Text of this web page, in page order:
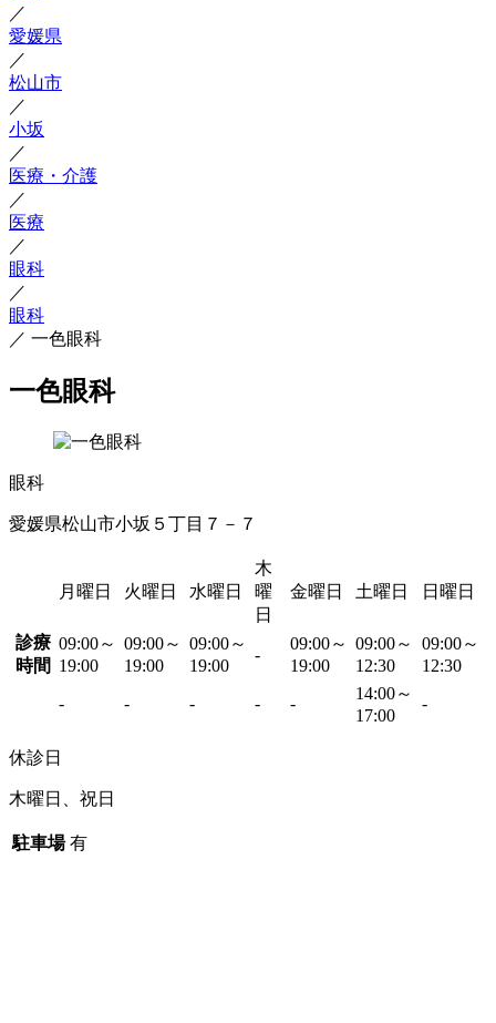
／
愛媛県
／
松山市
／
小坂
／
医療・介護
／
医療
／
眼科
／
眼科
／ 一色眼科
一色眼科
眼科
愛媛県松山市小坂５丁目７－７
月曜日 火曜日 水曜日
木
曜
日
金曜日 土曜日 日曜日
診療
時間
09:00～
19:00
09:00～
19:00
09:00～
19:00
-
09:00～
19:00
09:00～
12:30
09:00～
12:30
-
- - - -
14:00～
17:00
-
休診日
木曜日、祝日
駐車場 有